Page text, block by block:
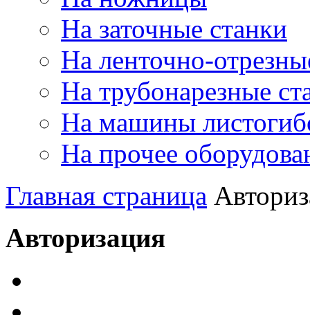
На заточные станки
На ленточно-
На трубонарезные
На машины
На прочее
Главная страница
Авторизация